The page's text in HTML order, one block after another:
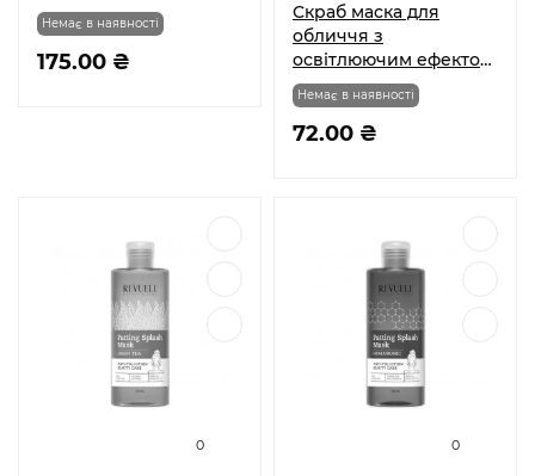
175.00 ₴
Немає в наявності
Скраб маска для
обличчя з
освітлюючим ефектом
Лакриця і Біла
шовковиця Activ
white, Belle Jardin
72.00 ₴
Немає в наявності
0 0